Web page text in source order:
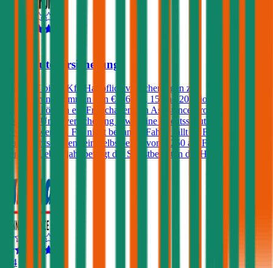
VAV Autoversicherung
Die VAV bietet Kfz-Haftpflichtversicherungen zu
Versicherungssummen von € 7,6, 10, 15 und 20 Mio. an. Gegen
Aufpreis können ein Freischaden, ein Assistance-Produkt, eine
Insassen-Unfallversicherung sowie eine Rechtsschutzversicherung
gewählt werden. Für nicht benannte Fahrer fällt im Falle eines
Haftpflichtschadens ein Selbstbehalt von € 250 an. Für Fahrer unter
dem 23. Lebensjahr beträgt der Selbstbehalt in der Haftpflicht 400€.
4,4